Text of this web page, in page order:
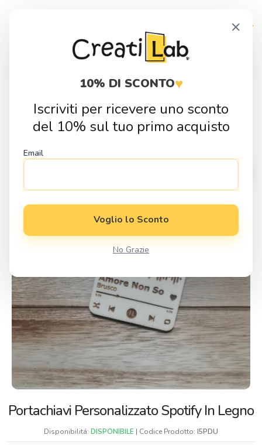
Home Idee Regalo Regali per ogni occasione
Regali Per Lui
Portachiavi Personalizzato Spotify in Legno
Portachiavi Personalizzato Spotify In Legno
Disponibilitá: DISPONIBILE | Codice Prodotto: I5PDU
×
10% DI SCONTO♥
Iscriviti per ricevere uno sconto
del 10% sul tuo primo acquisto
Email
Voglio lo Sconto
No Grazie